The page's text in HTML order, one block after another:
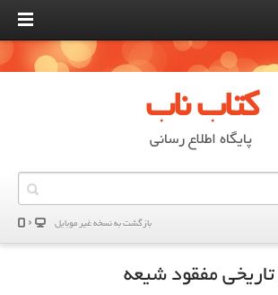
کتاب ناب
پایگاه اطلاع رسانی
بازگشت به نسخه غير موبایل
تاریخی مفقود شیعه